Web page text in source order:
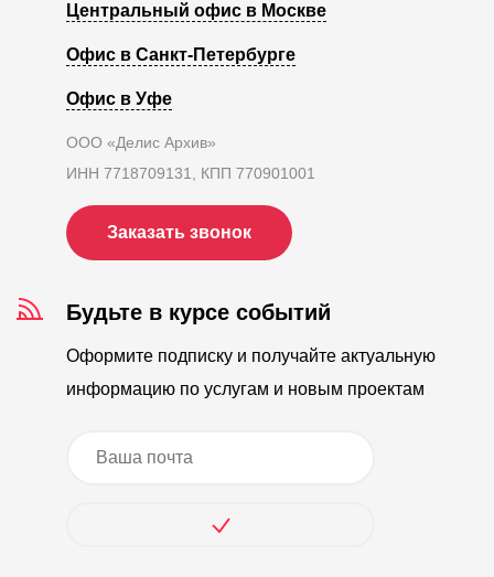
Центральный офис в Москве
Офис в Санкт-Петербурге
Офис в Уфе
ООО «Делис Архив»
ИНН 7718709131, КПП 770901001
Заказать звонок
Будьте в курсе событий
Оформите подписку и получайте актуальную
информацию по услугам и новым проектам